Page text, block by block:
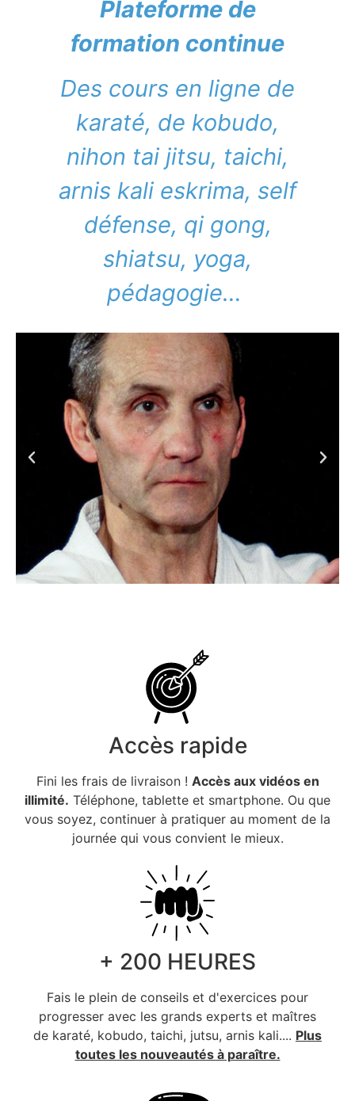
Plateforme de
formation continue
Des cours en ligne de
karaté, de kobudo,
nihon tai jitsu, taichi,
arnis kali eskrima, self
défense, qi gong,
shiatsu, yoga,
pédagogie…
Accès rapide
Fini les frais de livraison ! Accès aux vidéos en
illimité. Téléphone, tablette et smartphone. Ou que
vous soyez, continuer à pratiquer au moment de la
journée qui vous convient le mieux.
+ 200 HEURES
Fais le plein de conseils et d'exercices pour
progresser avec les grands experts et maîtres
de karaté, kobudo, taichi, jutsu, arnis kali.... Plus
toutes les nouveautés à paraître.